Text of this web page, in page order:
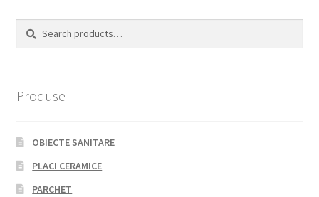
Search
Search
Produse
OBIECTE SANITARE
PLACI CERAMICE
PARCHET